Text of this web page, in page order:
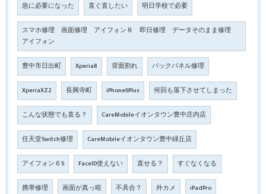
急に必要になった 直ぐ直したい 明日学校で必要
スマホ修理 画面修理 アイフォン８ 即日修理 データそのまま修理
アイフォン
豊中市日出町 Xperia8 背面割れ バックパネル修理
XperiaXZ2 長興寺町 iPhone6Plus 何回も落下させてしまった
こんな状態でも直る？ CareMobileイオンタウン豊中庄内店
任天堂Switch修理 CareMobileイオンタウン豊中緑丘店
アイフォン６S FaceID使えない 直せる？ すぐなくなる
携帯修理 画面が真っ暗 不具合？ 外カメ iPadPro